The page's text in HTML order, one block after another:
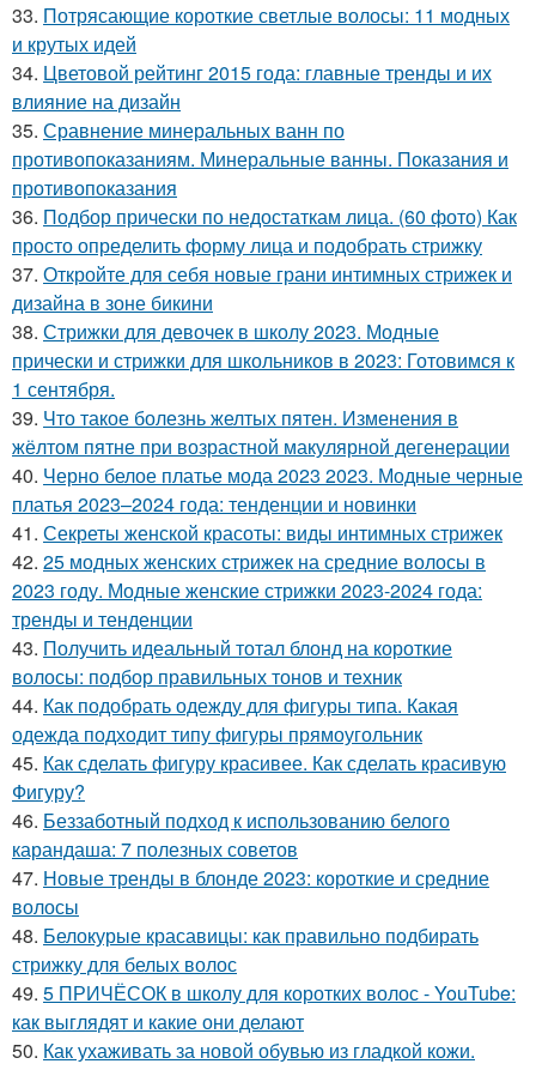
33. Потрясающие короткие светлые волосы: 11 модных
и крутых идей
34. Цветовой рейтинг 2015 года: главные тренды и их
влияние на дизайн
35. Сравнение минеральных ванн по
противопоказаниям. Минеральные ванны. Показания и
противопоказания
36. Подбор прически по недостаткам лица. (60 фото) Как
просто определить форму лица и подобрать стрижку
37. Откройте для себя новые грани интимных стрижек и
дизайна в зоне бикини
38. Стрижки для девочек в школу 2023. Модные
прически и стрижки для школьников в 2023: Готовимся к
1 сентября.
39. Что такое болезнь желтых пятен. Изменения в
жёлтом пятне при возрастной макулярной дегенерации
40. Черно белое платье мода 2023 2023. Модные черные
платья 2023–2024 года: тенденции и новинки
41. Секреты женской красоты: виды интимных стрижек
42. 25 модных женских стрижек на средние волосы в
2023 году. Модные женские стрижки 2023-2024 года:
тренды и тенденции
43. Получить идеальный тотал блонд на короткие
волосы: подбор правильных тонов и техник
44. Как подобрать одежду для фигуры типа. Какая
одежда подходит типу фигуры прямоугольник
45. Как сделать фигуру красивее. Как сделать красивую
Фигуру?
46. Беззаботный подход к использованию белого
карандаша: 7 полезных советов
47. Новые тренды в блонде 2023: короткие и средние
волосы
48. Белокурые красавицы: как правильно подбирать
стрижку для белых волос
49. 5 ПРИЧЁСОК в школу для коротких волос ‍- YouTube:
как выглядят и какие они делают
50. Как ухаживать за новой обувью из гладкой кожи.